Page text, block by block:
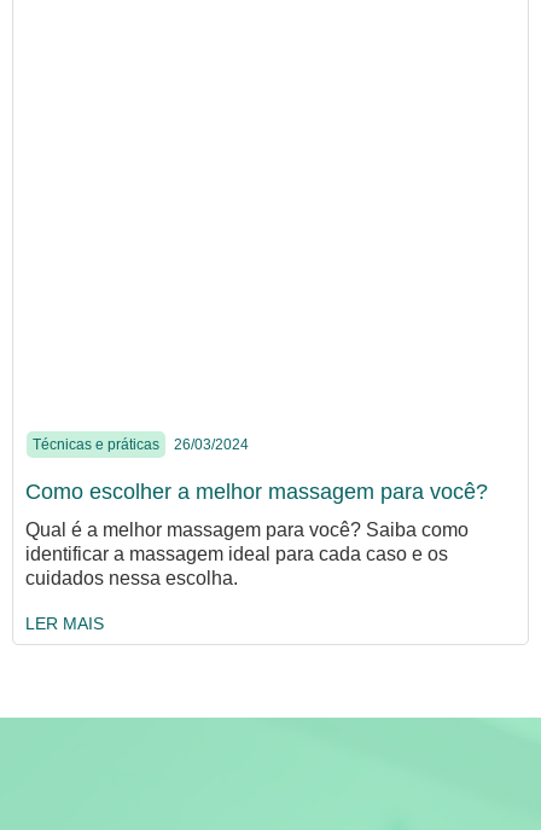
Técnicas e práticas 26/03/2024
Como escolher a melhor massagem para você?
Qual é a melhor massagem para você? Saiba como
identificar a massagem ideal para cada caso e os
cuidados nessa escolha.
LER MAIS